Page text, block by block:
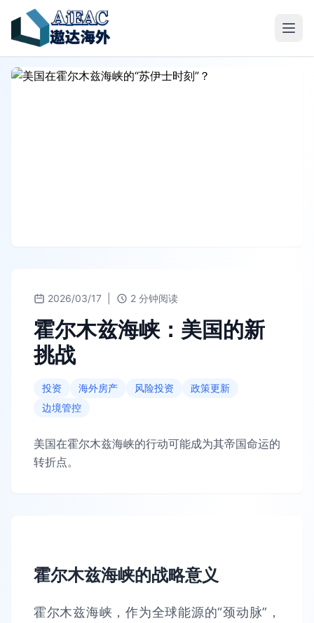
2026/03/17 2 分钟阅读
霍尔木兹海峡：美国的新
挑战
投资 海外房产 风险投资
政策更新
边境管控
美国在霍尔木兹海峡的行动可能成为其帝国命运的
转折点。
霍尔木兹海峡的战略意义
霍尔木兹海峡，作为全球能源的“颈动脉”，